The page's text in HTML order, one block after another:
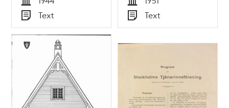
Tid
Typ
Text Tid
Typ
Text